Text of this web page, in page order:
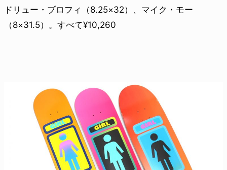
ドリュー・ブロフィ（8.25×32）、マイク・モー
（8×31.5）。すべて¥10,260